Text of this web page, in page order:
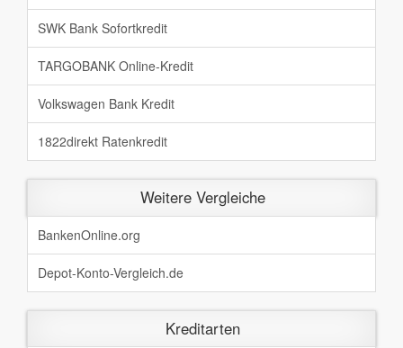
SWK Bank Sofortkredit
TARGOBANK Online-Kredit
Volkswagen Bank Kredit
1822direkt Ratenkredit
Weitere Vergleiche
BankenOnline.org
Depot-Konto-Vergleich.de
Kreditarten